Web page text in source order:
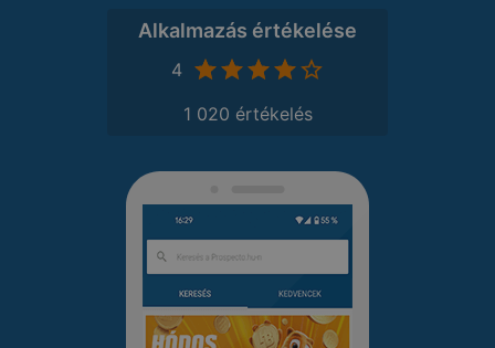
Alkalmazás értékelése
4
1 020 értékelés